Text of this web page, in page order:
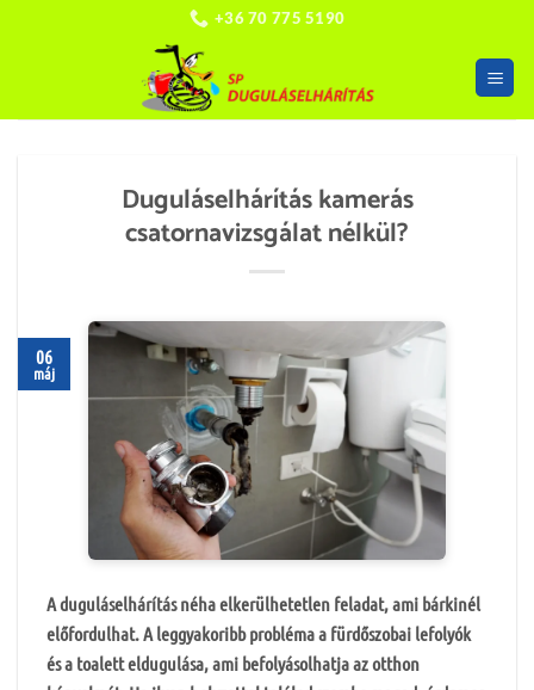
+36 70 775 5190
Duguláselhárítás kamerás
csatornavizsgálat nélkül?
06
máj
A duguláselhárítás néha elkerülhetetlen feladat, ami bárkinél
előfordulhat. A leggyakoribb probléma a fürdőszobai lefolyók
és a toalett eldugulása, ami befolyásolhatja az otthon